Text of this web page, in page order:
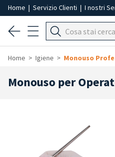
Home | Servizio Clienti | I nostri
Home Igiene Monouso
Monouso per